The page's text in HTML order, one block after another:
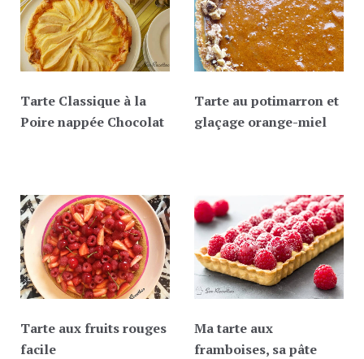
Tarte Classique à la
Poire nappée Chocolat
Tarte au potimarron et
glaçage orange-miel
Tarte aux fruits rouges
facile
Ma tarte aux
framboises, sa pâte